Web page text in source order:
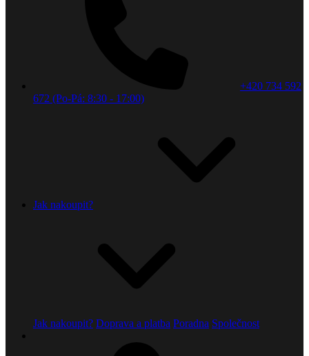
+420 734 592
672 (Po-Pá: 8:30 - 17:00)
Jak nakoupit?
Jak nakoupit? Doprava a platba Poradna Společnost